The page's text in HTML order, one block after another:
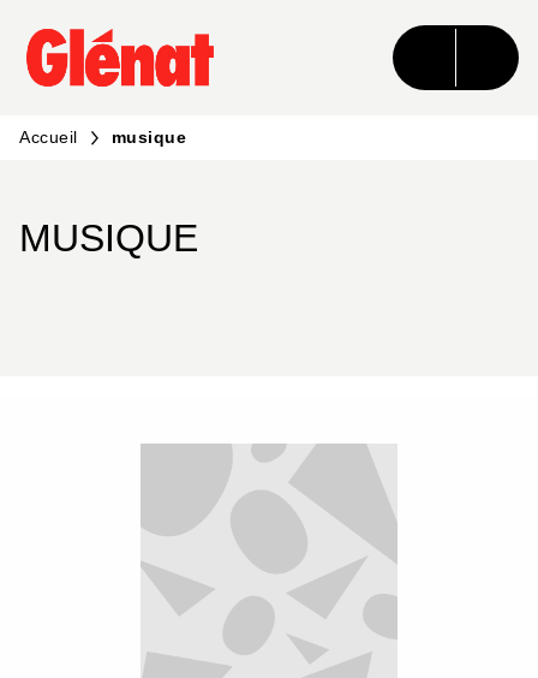
MENU RECHERCHE CONTENU
PIED DE PAGE
Accueil musique
MUSIQUE